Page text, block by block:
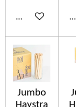
In winkelwagen
Jumbo